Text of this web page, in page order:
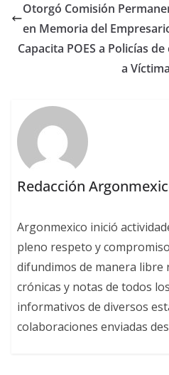
Otorgó Comisión
en Memoria del
Capacita POES a Policías
a
Redacción
Argonmexico inició
pleno respeto y
difundimos de manera
crónicas y notas de todos
informativos de diversos
colaboraciones enviadas